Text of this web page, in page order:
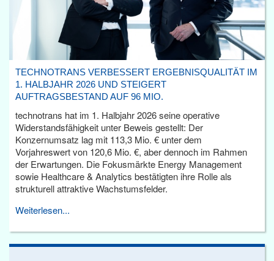
TECHNOTRANS VERBESSERT ERGEBNISQUALITÄT IM
1. HALBJAHR 2026 UND STEIGERT
AUFTRAGSBESTAND AUF 96 MIO.
technotrans hat im 1. Halbjahr 2026 seine operative
Widerstandsfähigkeit unter Beweis gestellt: Der
Konzernumsatz lag mit 113,3 Mio. € unter dem
Vorjahreswert von 120,6 Mio. €, aber dennoch im Rahmen
der Erwartungen. Die Fokusmärkte Energy Management
sowie Healthcare & Analytics bestätigten ihre Rolle als
strukturell attraktive Wachstumsfelder.
Weiterlesen...